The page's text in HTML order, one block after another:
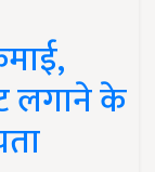
लगाने के